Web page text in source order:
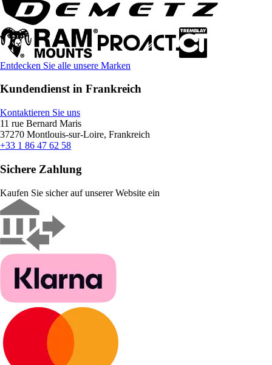
Entdecken Sie alle unsere Marken
Kundendienst in Frankreich
Kontaktieren Sie uns
11 rue Bernard Maris
37270 Montlouis-sur-Loire, Frankreich
+33 1 86 47 62 58
Sichere Zahlung
Kaufen Sie sicher auf unserer Website ein